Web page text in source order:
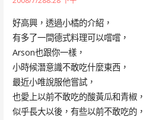
好高興，透過小橘的介紹，
有多了一間德式料理可以嚐嚐，
Arson也跟你一樣，
小時候潛意識不敢吃什麼東西，
最近小唯說服他嘗試，
也愛上以前不敢吃的酸黃瓜和青椒，
似乎長大以後，有些以前不敢吃的，